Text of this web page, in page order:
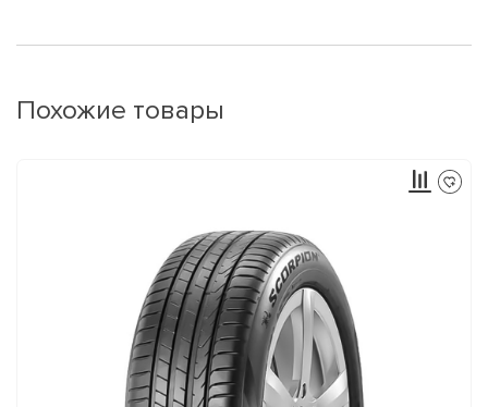
Похожие товары